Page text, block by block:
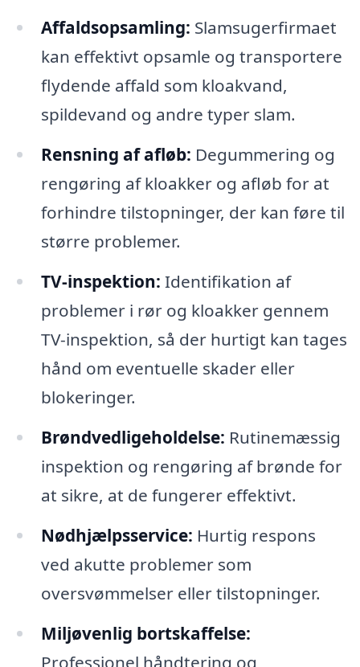
Affaldsopsamling: Slamsugerfirmaet
kan effektivt opsamle og transportere
flydende affald som kloakvand,
spildevand og andre typer slam.
Rensning af afløb: Degummering og
rengøring af kloakker og afløb for at
forhindre tilstopninger, der kan føre til
større problemer.
TV-inspektion: Identifikation af
problemer i rør og kloakker gennem
TV-inspektion, så der hurtigt kan tages
hånd om eventuelle skader eller
blokeringer.
Brøndvedligeholdelse: Rutinemæssig
inspektion og rengøring af brønde for
at sikre, at de fungerer effektivt.
Nødhjælpsservice: Hurtig respons
ved akutte problemer som
oversvømmelser eller tilstopninger.
Miljøvenlig bortskaffelse:
Professionel håndtering og